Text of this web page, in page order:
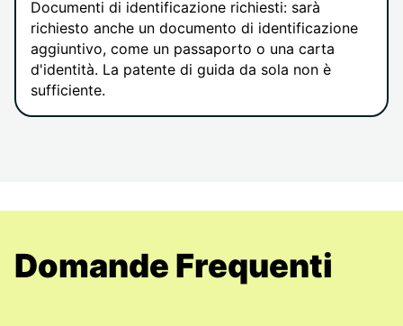
Documenti di identificazione richiesti: sarà
richiesto anche un documento di identificazione
aggiuntivo, come un passaporto o una carta
d'identità. La patente di guida da sola non è
sufficiente.
Domande Frequenti